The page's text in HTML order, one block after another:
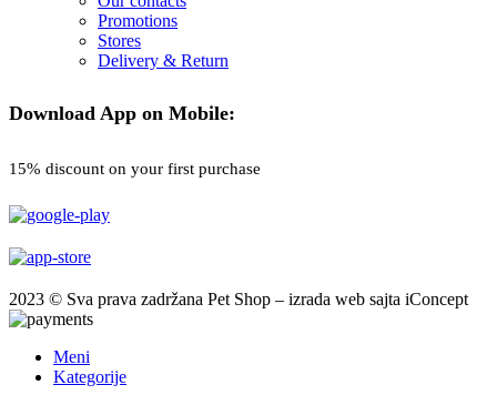
Promotions
Stores
Delivery & Return
Download App on Mobile:
15% discount on your first purchase
2023 © Sva prava zadržana Pet Shop – izrada web sajta iConcept
Meni
Kategorije